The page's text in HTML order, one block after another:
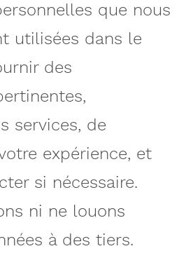
que nous
utilisées dans le
des
services, de
expérience, et
si nécessaire.
ni ne louons
à des tiers.